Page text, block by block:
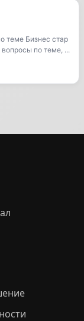
теме Бизнес стар
по теме, ...